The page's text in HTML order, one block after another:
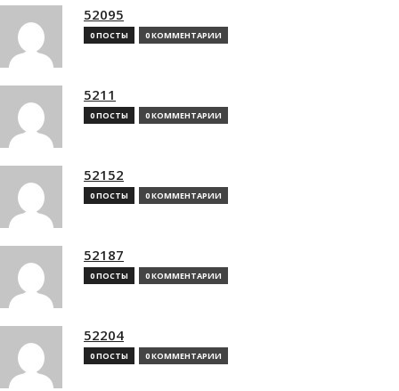
52095
0 ПОСТЫ 0 КОММЕНТАРИИ
5211
0 ПОСТЫ 0 КОММЕНТАРИИ
52152
0 ПОСТЫ 0 КОММЕНТАРИИ
52187
0 ПОСТЫ 0 КОММЕНТАРИИ
52204
0 ПОСТЫ 0 КОММЕНТАРИИ